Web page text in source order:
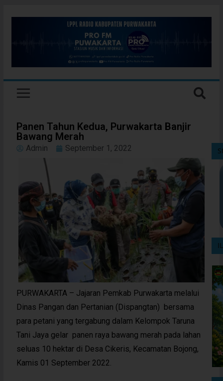
Panen Tahun Kedua, Purwakarta Banjir
Bawang Merah
Admin September 1, 2022
PURWAKARTA – Jajaran Pemkab Purwakarta melalui
Dinas Pangan dan Pertanian (Dispangtan) bersama
para petani yang tergabung dalam Kelompok Taruna
Tani Jaya gelar panen raya bawang merah pada lahan
seluas 10 hektar di Desa Cikeris, Kecamatan Bojong,
Kamis 01 September 2022.